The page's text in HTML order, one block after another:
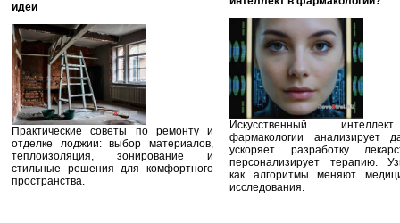
идеи
Практические советы по ремонту и
отделке лоджии: выбор материалов,
теплоизоляция, зонирование и
стильные решения для комфортного
пространства.
Искусственный
фармакологии анализирует
ускоряет разработку
персонализирует терапию.
как алгоритмы меняют
исследования.